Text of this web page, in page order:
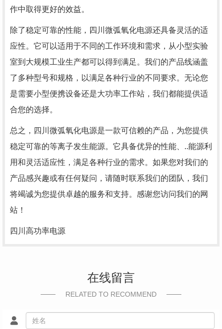
作中取得更好的效益。
除了稳定可靠的性能，四川微弧氧化电源还具备灵活的适
应性。它可以适用于不同的工作环境和需求，从小型实验
室到大规模工业生产都可以得到满足。我们的产品线涵盖
了多种型号和规格，以满足各种行业的不同要求。无论您
是需要小型便携设备还是大功率工作站，我们都能提供适
合您的选择。
总之，四川微弧氧化电源是一款可信赖的产品，为您提供
稳定可靠的等离子发生能源。它具备优异的性能、..能源利
用和灵活适应性，满足各种行业的需求。如果您对我们的
产品感兴趣或有任何疑问，请随时联系我们的团队，我们
将竭诚为您提供卓越的服务和支持。感谢您访问我们的网
站！
四川高功率电源
在线留言
RELATED TO RECOMMEND